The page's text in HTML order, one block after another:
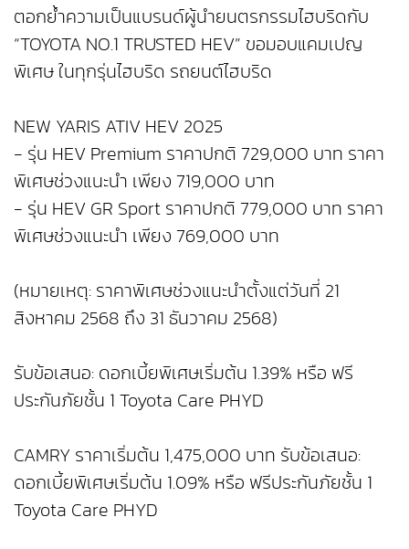
ตอกย้ำความเป็นแบรนด์ผู้นำยนตรกรรมไฮบริดกับ
“TOYOTA NO.1 TRUSTED HEV” ขอมอบแคมเปญ
พิเศษ ในทุกรุ่นไฮบริด รถยนต์ไฮบริด
NEW YARIS ATIV HEV 2025
- รุ่น HEV Premium ราคาปกติ 729,000 บาท ราคา
พิเศษช่วงแนะนำ เพียง 719,000 บาท
- รุ่น HEV GR Sport ราคาปกติ 779,000 บาท ราคา
พิเศษช่วงแนะนำ เพียง 769,000 บาท
(หมายเหตุ: ราคาพิเศษช่วงแนะนำตั้งแต่วันที่ 21
สิงหาคม 2568 ถึง 31 ธันวาคม 2568)
รับข้อเสนอ: ดอกเบี้ยพิเศษเริ่มต้น 1.39% หรือ ฟรี
ประกันภัยชั้น 1 Toyota Care PHYD
CAMRY ราคาเริ่มต้น 1,475,000 บาท รับข้อเสนอ:
ดอกเบี้ยพิเศษเริ่มต้น 1.09% หรือ ฟรีประกันภัยชั้น 1
Toyota Care PHYD